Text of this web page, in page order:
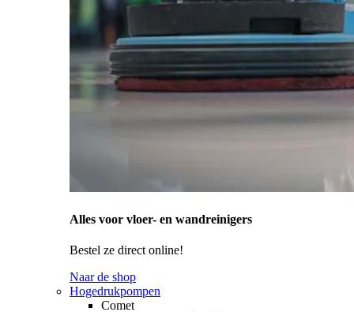
Alles voor vloer- en wandreinigers
Bestel ze direct online!
Naar de shop
Hogedrukpompen
Comet